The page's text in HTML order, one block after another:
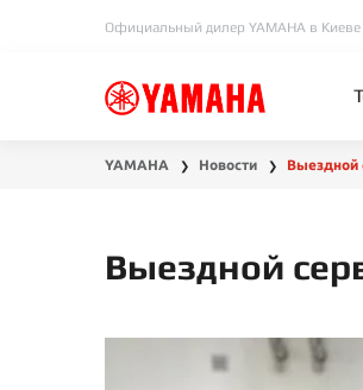
Официальный дилер YAMAHA в
YAMAHA ❯ Новости ❯ Выездной
Выездной